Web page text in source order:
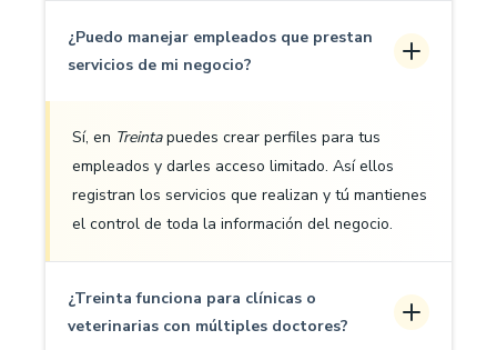
¿Puedo manejar empleados que prestan
servicios de mi negocio?
Sí, en Treintapuedes crear perfiles para tus
empleados y darles acceso limitado. Así ellos
registran los servicios que realizan y tú mantienes
el control de toda la información del negocio.
¿Treinta funciona para clínicas o
veterinarias con múltiples doctores?